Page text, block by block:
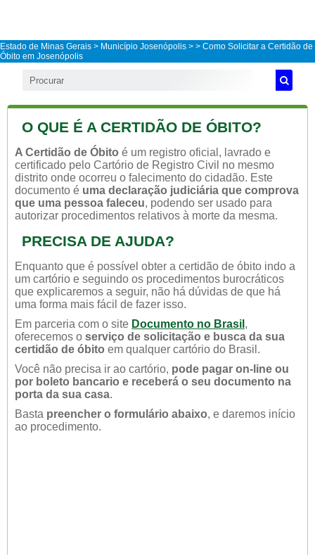
Estado de Minas Gerais > Município Josenópolis > > Como Solicitar a Certidão de
Óbito em Josenópolis
O QUE É A CERTIDÃO DE ÓBITO?
A Certidão de Óbito é um registro oficial, lavrado e
certificado pelo Cartório de Registro Civil no mesmo
distrito onde ocorreu o falecimento do cidadão. Este
documento é uma declaração judiciária que comprova
que uma pessoa faleceu, podendo ser usado para
autorizar procedimentos relativos à morte da mesma.
PRECISA DE AJUDA?
Enquanto que é possível obter a certidão de óbito indo a
um cartório e seguindo os procedimentos burocráticos
que explicaremos a seguir, não há dúvidas de que há
uma forma mais fácil de fazer isso.
Em parceria com o site Documento no Brasil ,
oferecemos o serviço de solicitação e busca da sua
certidão de óbito em qualquer cartório do Brasil.
Você não precisa ir ao cartório, pode pagar on-line ou
por boleto bancario e receberá o seu documento na
porta da sua casa.
Basta preencher o formulário abaixo, e daremos início
ao procedimento.